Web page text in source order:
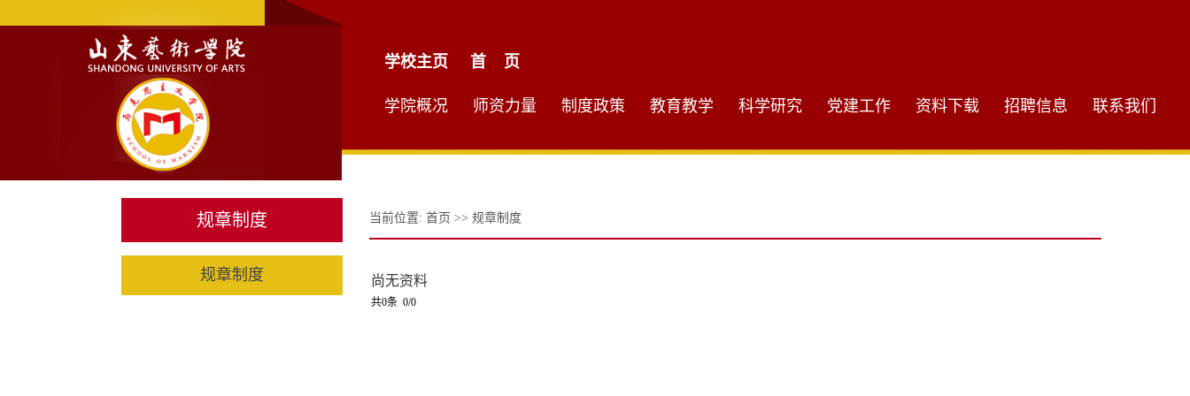
学校主页 首 页
学院概况 师资力量 制度政策 教育教学 科学研究 党建工作 资料下载 招聘信息 联系我们
规章制度
规章制度
当前位置: 首页 >> 规章制度
尚无资料
共0条 0/0